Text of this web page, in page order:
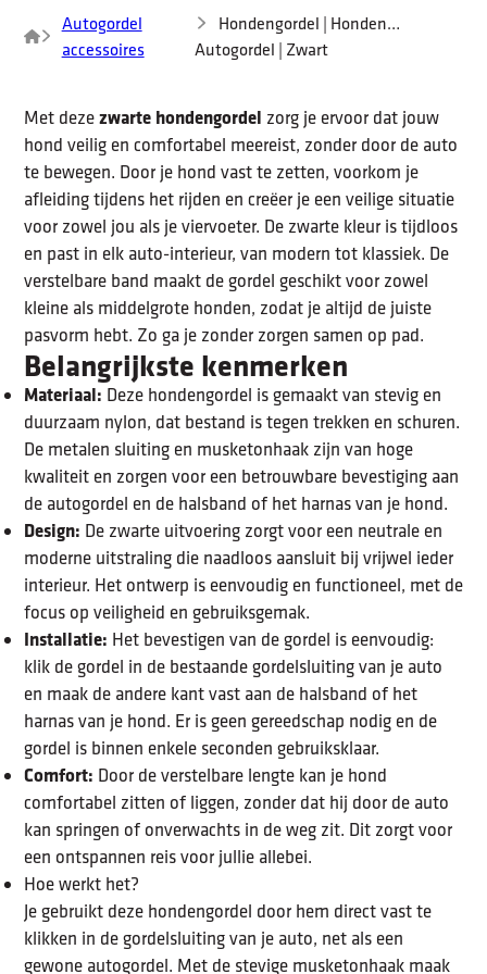
Autogordel
accessoires
Hondengordel | Honden
Autogordel | Zwart
Met dezezwarte hondengordel zorg je ervoor dat jouw
hond veilig en comfortabel meereist, zonder door de auto
te bewegen. Door je hond vast te zetten, voorkom je
afleiding tijdens het rijden en creëer je een veilige situatie
voor zowel jou als je viervoeter. De zwarte kleur is tijdloos
en past in elk auto-interieur, van modern tot klassiek. De
verstelbare band maakt de gordel geschikt voor zowel
kleine als middelgrote honden, zodat je altijd de juiste
pasvorm hebt. Zo ga je zonder zorgen samen op pad.
Belangrijkste kenmerken
Materiaal: Deze hondengordel is gemaakt van stevig en
duurzaam nylon, dat bestand is tegen trekken en schuren.
De metalen sluiting en musketonhaak zijn van hoge
kwaliteit en zorgen voor een betrouwbare bevestiging aan
de autogordel en de halsband of het harnas van je hond.
Design: De zwarte uitvoering zorgt voor een neutrale en
moderne uitstraling die naadloos aansluit bij vrijwel ieder
interieur. Het ontwerp is eenvoudig en functioneel, met de
focus op veiligheid en gebruiksgemak.
Installatie: Het bevestigen van de gordel is eenvoudig:
klik de gordel in de bestaande gordelsluiting van je auto
en maak de andere kant vast aan de halsband of het
harnas van je hond. Er is geen gereedschap nodig en de
gordel is binnen enkele seconden gebruiksklaar.
Comfort: Door de verstelbare lengte kan je hond
comfortabel zitten of liggen, zonder dat hij door de auto
kan springen of onverwachts in de weg zit. Dit zorgt voor
een ontspannen reis voor jullie allebei.
Hoe werkt het?
Je gebruikt deze hondengordel door hem direct vast te
klikken in de gordelsluiting van je auto, net als een
gewone autogordel. Met de stevige musketonhaak maak